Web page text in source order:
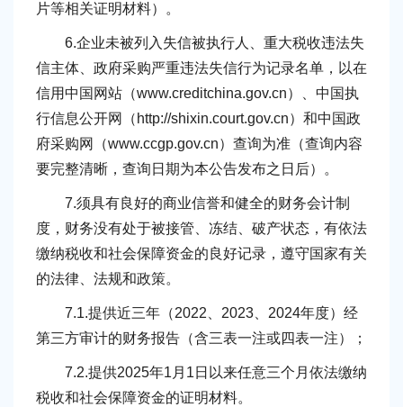
片等相关证明材料）。
6.企业未被列入失信被执行人、重大税收违法失
信主体、政府采购严重违法失信行为记录名单，以在
信用中国网站（www.creditchina.gov.cn）、中国执
行信息公开网（http://shixin.court.gov.cn）和中国政
府采购网（www.ccgp.gov.cn）查询为准（查询内容
要完整清晰，查询日期为本公告发布之日后）。
7.须具有良好的商业信誉和健全的财务会计制
度，财务没有处于被接管、冻结、破产状态，有依法
缴纳税收和社会保障资金的良好记录，遵守国家有关
的法律、法规和政策。
7.1.提供近三年（2022、2023、2024年度）经
第三方审计的财务报告（含三表一注或四表一注）；
7.2.提供2025年1月1日以来任意三个月依法缴纳
税收和社会保障资金的证明材料。